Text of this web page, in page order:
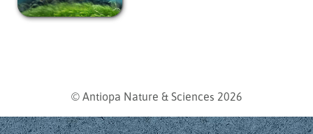
© Antiopa Nature & Sciences 2026